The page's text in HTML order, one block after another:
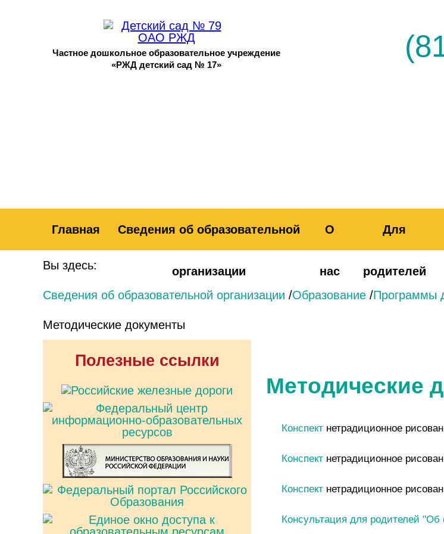
Частное дошкольное образовательное учреждение
«РЖД детский сад № 17»
Главная Сведения об образовательной
организации
О
нас
Для
родителей
Вы здесь:
Сведения об образовательной организации /Образование /Программы
Методические документы
Полезные ссылки
Методические
Конспектнетрадиционное
Конспектнетрадиционное
Конспектнетрадиционное
Консультация для родителей "Об